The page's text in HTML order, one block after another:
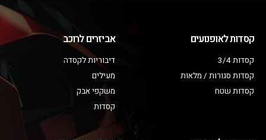
קסדות לאופנועים
קסדות 3/4
קסדות סגורות / מלאות
קסדות שטח
אביזרים לרוכב
דיבוריות לקסדה
מעילים
משקפי אבק
קסדות